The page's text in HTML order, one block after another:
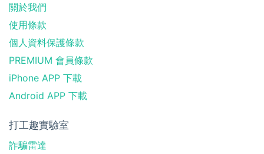
關於我們
使用條款
個人資料保護條款
PREMIUM 會員條款
iPhone APP 下載
Android APP 下載
打工趣實驗室
詐騙雷達